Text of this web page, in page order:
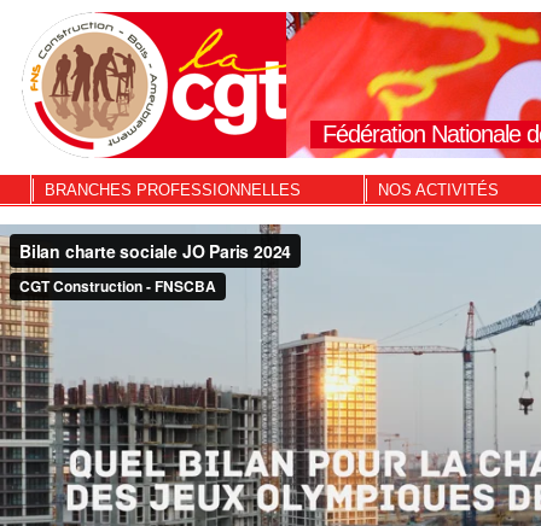
Fédération Nationale
BRANCHES PROFESSIONNELLES NOS ACTIVITÉS